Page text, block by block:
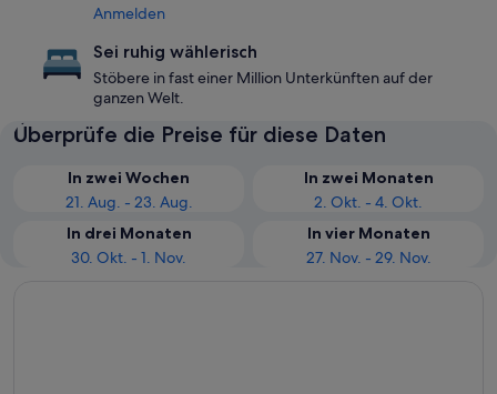
Anmelden
Sei ruhig wählerisch
Stöbere in fast einer Million Unterkünften auf der
ganzen Welt.
Überprüfe die Preise für diese Daten
In zwei Wochen
21. Aug. - 23. Aug.
In zwei Monaten
2. Okt. - 4. Okt.
In drei Monaten
30. Okt. - 1. Nov.
In vier Monaten
27. Nov. - 29. Nov.